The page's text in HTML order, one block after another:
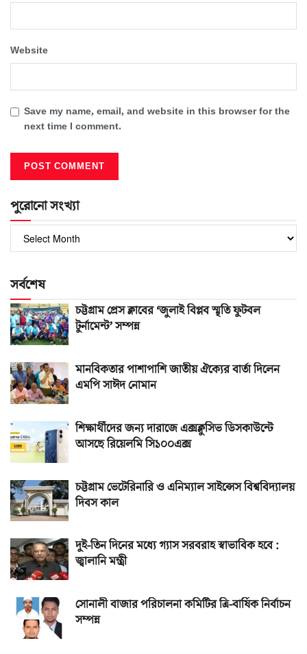
Website
Save my name, email, and website in this browser for the
next time I comment.
পুরোনো সংখ্যা
পুরোনো
সংখ্যা
সর্বশেষ
চট্টগ্রাম প্রেস ক্লাবের ‘জুলাই বিপ্লব স্মৃতি ফুটবল
টুর্নামেন্ট’ সম্পন্ন
মানবিকতার পাশাপাশি জাতীয় ঐক্যের বার্তা দিলেন
এমপি সাঈদ নোমান
শিক্ষার্থীদের জন্য দারাজে এক্সক্লুসিভ ডিসকাউন্টে
আসছে রিয়েলমি সি১০০এক্স
চট্টগ্রাম ভেটেরিনারি ও এনিম্যাল সাইন্সেস বিশ্ববিদ্যালয়
দিবস কাল
দুই-তিন দিনের মধ্যে গ্যাস সরবরাহ স্বাভাবিক হবে :
জ্বালানি মন্ত্রী
সোনালী বাজার পরিচালনা কমিটির ত্রি-বার্ষিক নির্বাচন
সম্পন্ন